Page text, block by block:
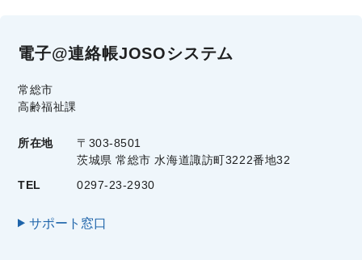
電子@連絡帳JOSOシステム
常総市
高齢福祉課
所在地
〒303-8501
茨城県 常総市 水海道諏訪町3222番地32
TEL
0297-23-2930
サポート窓口